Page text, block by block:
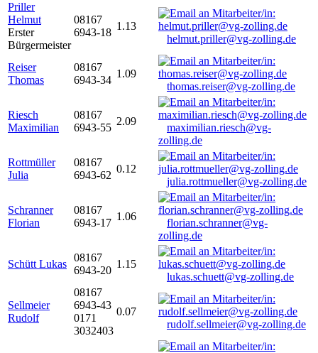
Priller
Helmut
Erster
Bürgermeister
08167
6943-18
1.13
helmut.priller@vg-zolling.de
Reiser
Thomas
08167
6943-34
1.09
thomas.reiser@vg-zolling.de
Riesch
Maximilian
08167
6943-55
2.09
maximilian.riesch@vg-
zolling.de
Rottmüller
Julia
08167
6943-62
0.12
julia.rottmueller@vg-zolling.de
Schranner
Florian
08167
6943-17
1.06
florian.schranner@vg-
zolling.de
Schütt Lukas
08167
6943-20
1.15
lukas.schuett@vg-zolling.de
Sellmeier
Rudolf
08167
6943-43
0171
3032403
0.07
rudolf.sellmeier@vg-zolling.de